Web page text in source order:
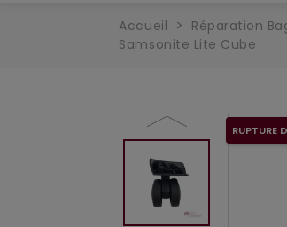
Accueil Réparation
Samsonite Lite Cube
RUPTURE